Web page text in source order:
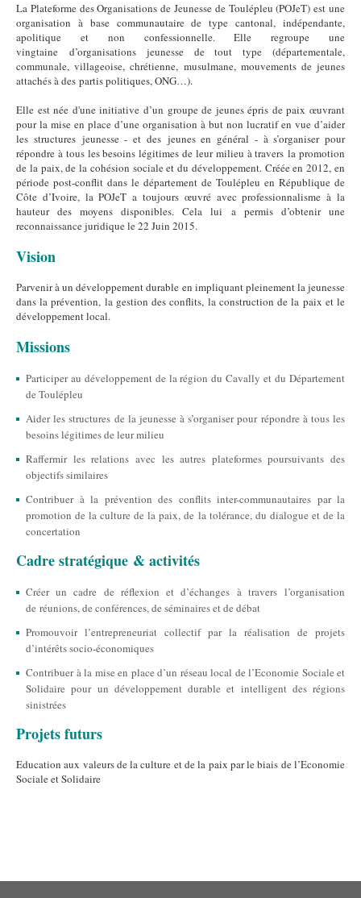
La Plateforme des Organisations de Jeunesse de Toulépleu (POJeT) est une
organisation à base communautaire de type cantonal, indépendante,
apolitique et non confessionnelle. Elle regroupe une
vingtaine d’organisations jeunesse de tout type (départementale,
communale, villageoise, chrétienne, musulmane, mouvements de jeunes
attachés à des partis politiques, ONG…).
Elle est née d'une initiative d’un groupe de jeunes épris de paix œuvrant
pour la mise en place d’une organisation à but non lucratif en vue d’aider
les structures jeunesse - et des jeunes en général - à s’organiser pour
répondre à tous les besoins légitimes de leur milieu à travers la promotion
de la paix, de la cohésion sociale et du développement. Créée en 2012, en
période post-conflit dans le département de Toulépleu en République de
Côte d’Ivoire, la POJeT a toujours œuvré avec professionnalisme à la
hauteur des moyens disponibles. Cela lui a permis d’obtenir une
reconnaissance juridique le 22 Juin 2015.
Vision
Parvenir à un développement durable en impliquant pleinement la jeunesse
dans la prévention, la gestion des conflits, la construction de la paix et le
développement local.
Missions
Participer au développement de la région du Cavally et du Département
de Toulépleu
Aider les structures de la jeunesse à s’organiser pour répondre à tous les
besoins légitimes de leur milieu
Raffermir les relations avec les autres plateformes poursuivants des
objectifs similaires
Contribuer à la prévention des conflits inter-communautaires par la
promotion de la culture de la paix, de la tolérance, du dialogue et de la
concertation
Cadre stratégique & activités
Créer un cadre de réflexion et d’échanges à travers l’organisation
de réunions, de conférences, de séminaires et de débat
Promouvoir l’entrepreneuriat collectif par la réalisation de projets
d’intérêts socio-économiques
Contribuer à la mise en place d’un réseau local de l’Economie Sociale et
Solidaire pour un développement durable et intelligent des régions
sinistrées
Projets futurs
Education aux valeurs de la culture et de la paix par le biais de l’Economie
Sociale et Solidaire